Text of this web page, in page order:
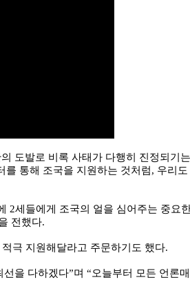
도발로 비록 사태가 다행히 진정되기는
통해 조국을 지원하는 것처럼, 우리도
2세들에게 조국의 얼을 심어주는 중요
전했다.
극 지원해달라고 주문하기도 했다.
을 다하겠다”며 “오늘부터 모든 언론매